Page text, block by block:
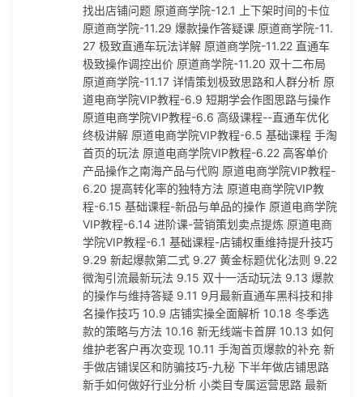
款的操作与维持答疑 9.11 9月最新直通车黑科技和排名操作技
6 新无线端卡首屏 10.13 如何维护老客户再次变现 10.11 手淘
首页爆款的补充 新手做店铺误区和防骗技巧-九秘 下半年做店
车玩法2--核心干货操作 数据化运营带你重新认识
找出店铺问题 原道商学院-12.1 上下架时间的卡位
原道商学院-11.29 爆款操作答疑课 原道商学院-11.
27 极致直通车玩法详解 原道商学院-11.22 直通车
极致操作调控出价 原道商学院-11.20 双十二布局
原道商学院-11.17 详情策划极致思路和人群分析 原
道电商学院VIP教程-6.9 短期学会作图思路与操作
原道电商学院VIP教程-6.6 高级课程--直通车优化
终极讲解 原道电商学院VIP教程-6.5 基础课程 手淘
首页的玩法 原道电商学院VIP教程-6.22 高客单价
产品操作之南海产品与代购 原道电商学院VIP教程-
6.20 提高转化率的独特方法 原道电商学院VIP教
程-6.15 基础课程-新品与单品的操作 原道电商学院
VIP教程-6.14 进阶课-营销策划卖点提炼 原道电商
学院VIP教程-6.1 基础课程-店铺权重维持提升技巧
9.29 新起爆款第二式 9.27 黄金标题优化法则 9.22
微淘引流最新玩法 9.15 双十一活动玩法 9.13 爆款
的操作与维持答疑 9.11 9月最新直通车黑科技和排
名操作技巧 10.9 店铺实操全面解析 10.18 冬季选
款的策略与方法 10.16 新无线端卡首屏 10.13 如何
维护老客户再次变现 10.11 手淘首页爆款的补充 新
手做店铺误区和防骗技巧-九秘 下半年做店铺思路
新手如何做好行业分析 小类目专属运营思路 最新